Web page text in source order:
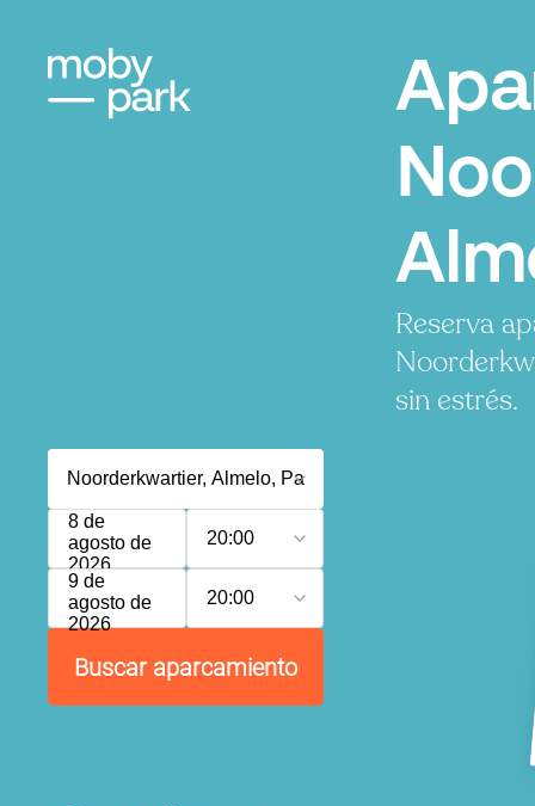
Reserva
sin estrés.
8 de
agosto de
2026
20:00
9 de
agosto de
2026
20:00
Buscar aparcamiento